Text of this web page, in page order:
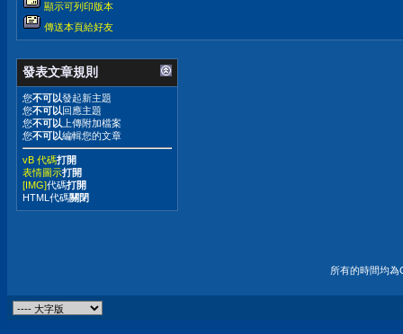
顯示可列印版本
傳送本頁給好友
發表文章規則
您不可以發起新主題
您不可以回應主題
您不可以 上傳附加檔案
您不可以編輯您的文章
vB 代碼打開
表情圖示打開
[IMG]代碼打開
HTML代碼關閉
所有的時間均為